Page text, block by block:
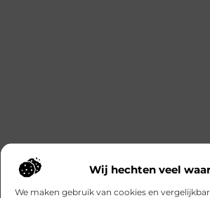
Wij hechten veel
We maken gebruik van cookies en